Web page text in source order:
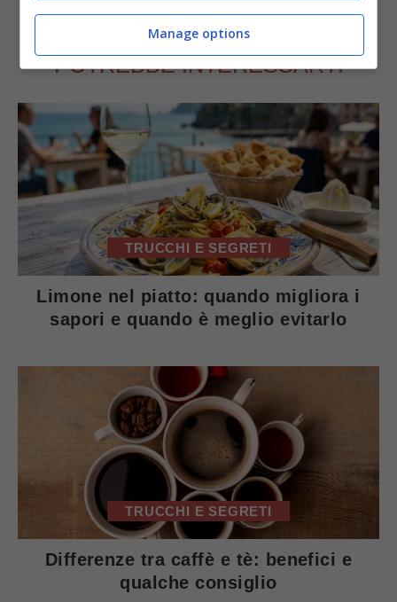
POTREBBE INTERESSARTI
TRUCCHI E SEGRETI
Limone nel piatto: quando migliora i
sapori e quando è meglio evitarlo
TRUCCHI E SEGRETI
Differenze tra caffè e tè: benefici e
qualche consiglio
Manage options